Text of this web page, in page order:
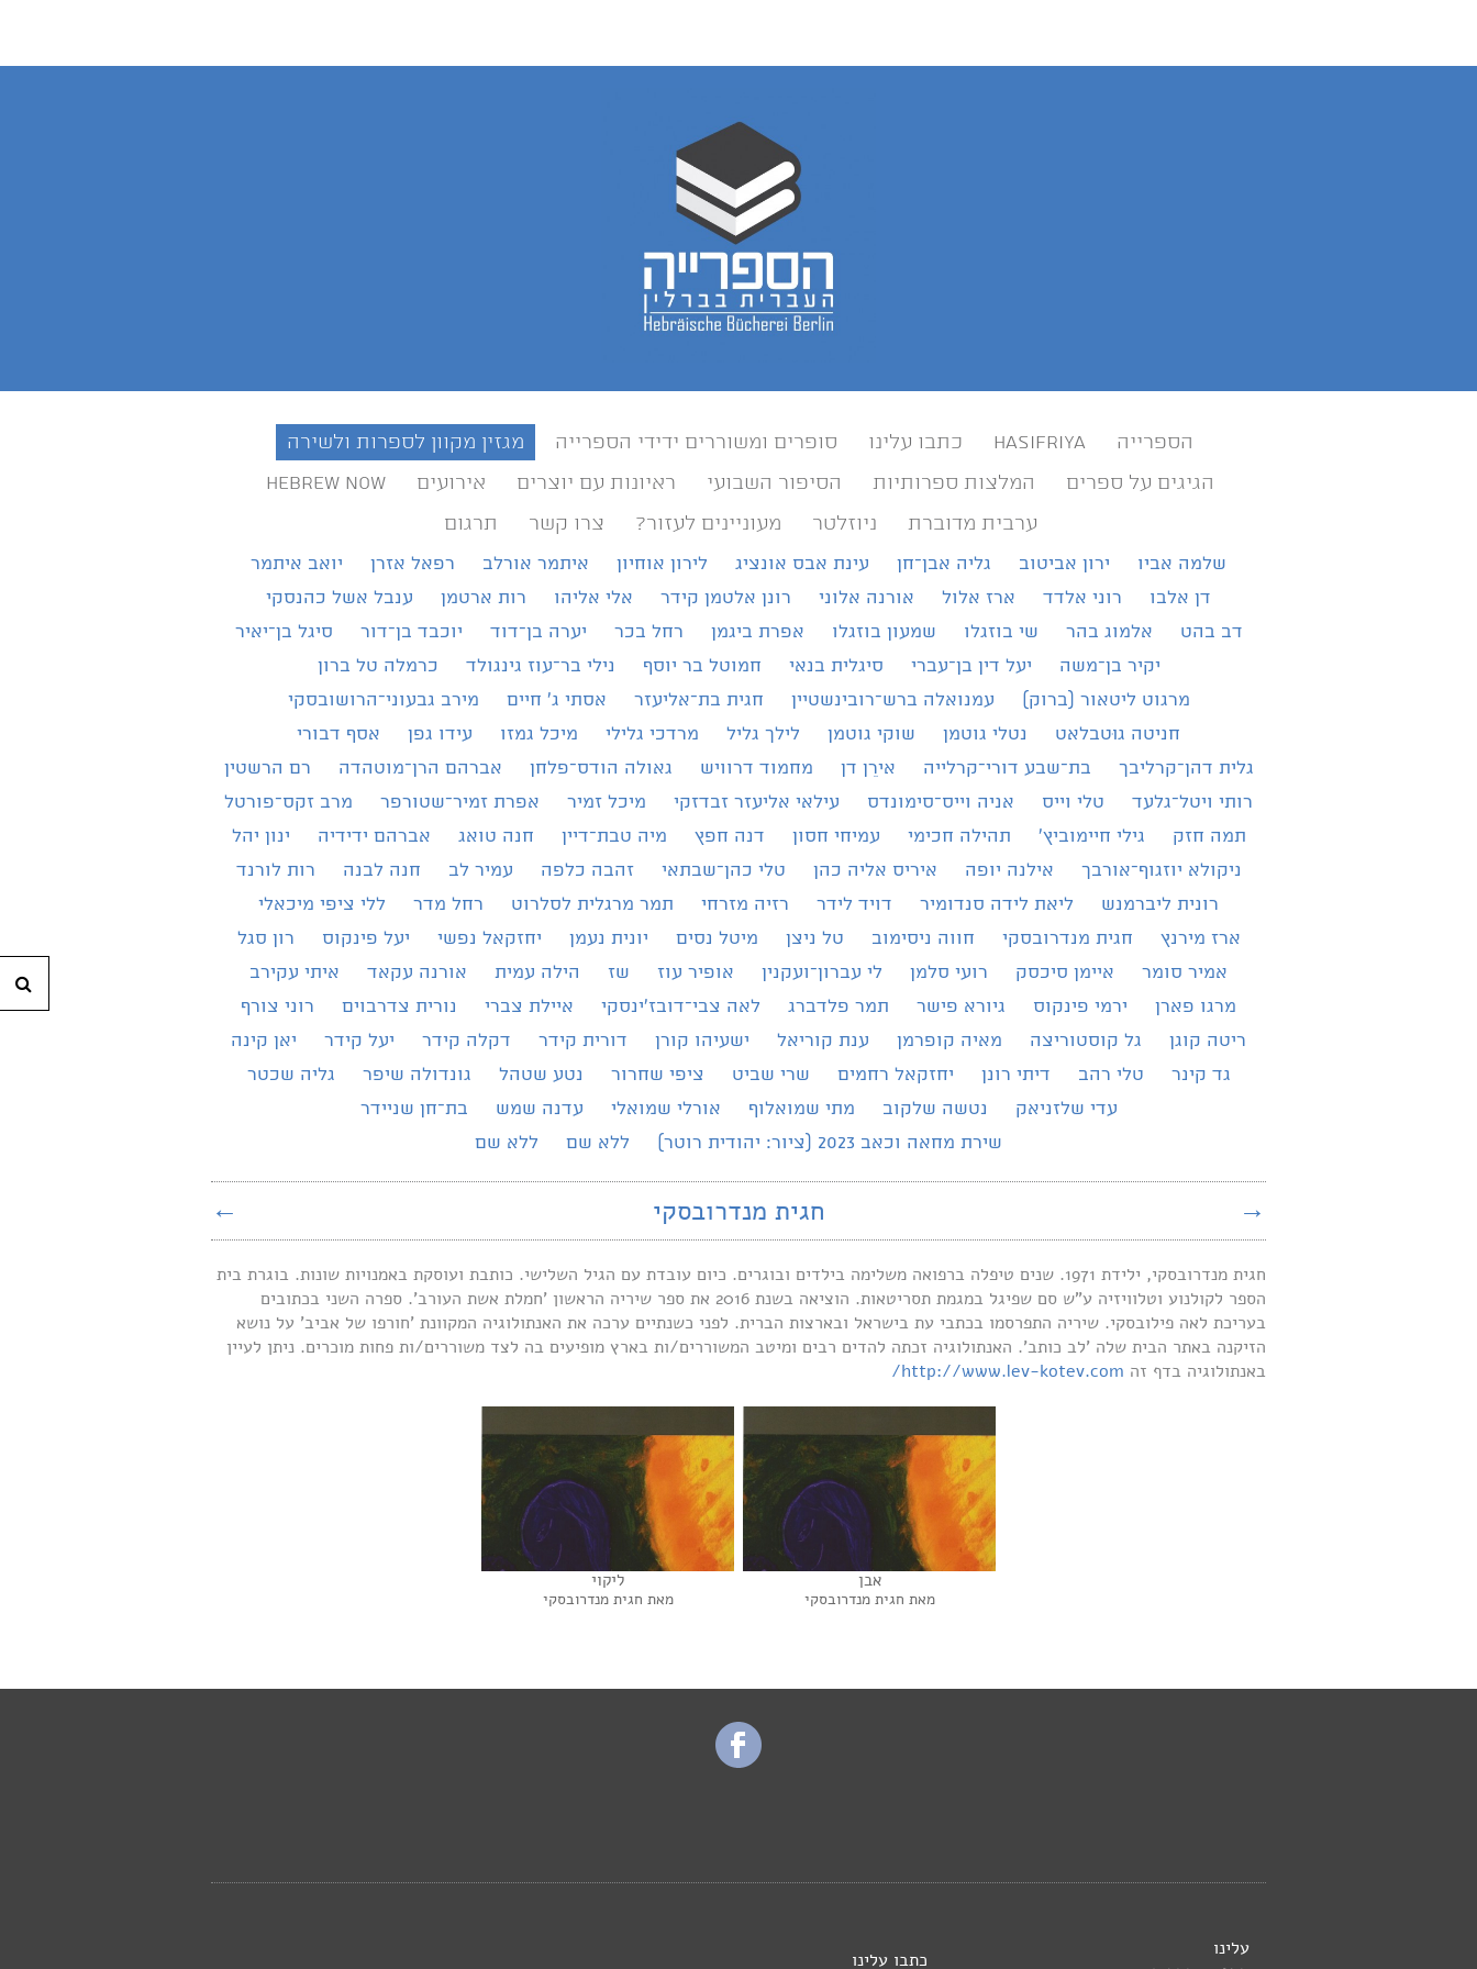
הספרייה HASIFRIYA כתבו עלינו סופרים ומשוררים ידידי הספרייה
מגזין מקוון לספרות ולשירה
הגיגים על ספרים
המלצות ספרותיות הסיפור השבועי ראיונות עם יוצרים אירועים
Hebrew Now
ערבית מדוברת
ניוזלטר מעוניינים לעזור? צרו קשר תרגום
שלמה אביו ירון אביטוב גליה אבן־חן עינת אבס אונציג לירון אוחיון איתמר אורלב רפאל אזרן
יואב איתמר
דן אלבו
רוני אלדד ארז אלול אורנה אלוני רונן אלטמן קידר אלי אליהו רות ארטמן
ענבל אשל כהנסקי
דב בהט
אלמוג בהר שי בוזגלו שמעון בוזגלו אפרת ביגמן רחל בכר יערה בן־דוד יוכבד בן־דור
סיגל בן־יאיר
יקיר בן־משה
יעל דין בן־עברי סיגלית בנאי חמוטל בר יוסף נילי בר־עוז גינגולד
כרמלה טל ברון
מרגוט ליטאור (ברוק)
עמנואלה ברש־רובינשטיין חגית בת־אליעזר אסתי ג׳ חיים
מירב גבעוני־הרושובסקי
חניטה גוּטבלאט
נטלי גוטמן שוקי גוטמן לילך גליל מרדכי גלילי מיכל גמזו עידו גפן
אסף דבורי
גלית דהן־קרליבך
בת־שבע דורי־קרלייה אירֵן דן מחמוד דרוויש גאולה הודס־פלחן אברהם הרן־מוטהדה
רם הרשטין
רותי ויטל־גלעד
טלי וייס אניה וייס־סימונדס עילאי אליעזר זבדזקי מיכל זמיר אפרת זמיר־שטורפר
מרב זקס־פורטל
תמה חזק
גילי חיימוביץ' תהילה חכימי עמיחי חסון דנה חפץ מיה טבת־דיין חנה טואג אברהם ידידיה
ינון יהל
ניקולא יוזגוף־אורבך
אילנה יופה איריס אליה כהן טלי כהן־שבתאי זהבה כלפה עמיר לב חנה לבנה
רות לורנד
רונית ליברמנש
ליאת לידה סנדומיר דויד לידר רזיה מזרחי תמר מרגלית לסלרוט רחל מדר
ללי ציפי מיכאלי
ארז מירנץ
חגית מנדרובסקי חווה ניסימוב טל ניצן מיטל נסים יונית נעמן יחזקאל נפשי יעל פינקוס
רון סגל
אמיר סומר
איימן סיכסק רועי סלמן לי עברון־ועקנין אופיר עוז שז הילה עמית אורנה עקאד
איתי עקירב
מרגו פארן
ירמי פינקוס גיורא פישר תמר פלדברג לאה צבי־דובז׳ינסקי איילת צברי נורית צדרבוים
רוני צורף
ריטה קוגן
גל קוסטוריצה מאיה קופרמן ענת קוריאל ישעיהו קורן דורית קידר דקלה קידר יעל קידר
יאן קינה
גד קינר
טלי רהב דיתי רונן יחזקאל רחמים שרי שביט ציפי שחרור נטע שטהל גונדולה שיפר
גליה שכטר
עדי שלזניאק
נטשה שלקוב מתי שמואלוף אורלי שמואלי עדנה שמש
בת־חן שניידר
שירת מחאה וכאב 2023 (ציור: יהודית רוטר)
ללא שם ללא שם
חגית מנדרובסקי ← →
חגית מנדרובסקי, ילידת 1971. שנים טיפלה ברפואה משלימה בילדים ובוגרים. כיום עובדת עם הגיל השלישי. כותבת ועוסקת באמנויות שונות. בוגרת בית
הספר לקולנוע וטלוויזיה ע"ש סם שפיגל במגמת תסריטאות. הוציאה בשנת 2016 את ספר שיריה הראשון 'חמלת אשת העורב'. ספרה השני בכתובים
בעריכת לאה פילובסקי. שיריה התפרסמו בכתבי עת בישראל ובארצות הברית. לפני כשנתיים ערכה את האנתולוגיה המקוונת 'חורפו של אביב' על נושא
הזיקנה באתר הבית שלה 'לב כותב'. האנתולוגיה זכתה להדים רבים ומיטב המשוררים/ות בארץ מופיעים בה לצד משוררים/ות פחות מוכרים. ניתן לעיין
באנתולוגיה בדף זה http://www.lev-kotev.com/
אבן
מאת חגית מנדרובסקי
ליקוי
מאת חגית מנדרובסקי
עלינו
כתבו עלינו